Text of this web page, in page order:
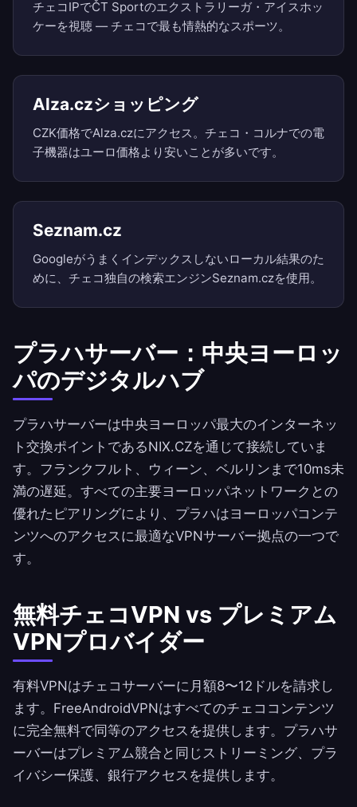
チェコIPでČT Sportのエクストラリーガ・アイスホッ
ケーを視聴 — チェコで最も情熱的なスポーツ。
Alza.czショッピング
CZK価格でAlza.czにアクセス。チェコ・コルナでの電
子機器はユーロ価格より安いことが多いです。
Seznam.cz
Googleがうまくインデックスしないローカル結果のた
めに、チェコ独自の検索エンジンSeznam.czを使用。
プラハサーバー：中央ヨーロッ
パのデジタルハブ
プラハサーバーは中央ヨーロッパ最大のインターネッ
ト交換ポイントであるNIX.CZを通じて接続していま
す。フランクフルト、ウィーン、ベルリンまで10ms未
満の遅延。すべての主要ヨーロッパネットワークとの
優れたピアリングにより、プラハはヨーロッパコンテ
ンツへのアクセスに最適なVPNサーバー拠点の一つで
す。
無料チェコVPN vs プレミアム
VPNプロバイダー
有料VPNはチェコサーバーに月額8〜12ドルを請求し
ます。 FreeAndroidVPNはすべてのチェココンテンツ
に完全無料で同等のアクセスを提供します。プラハサ
ーバーはプレミアム競合と同じストリーミング、プラ
イバシー保護、銀行アクセスを提供します。